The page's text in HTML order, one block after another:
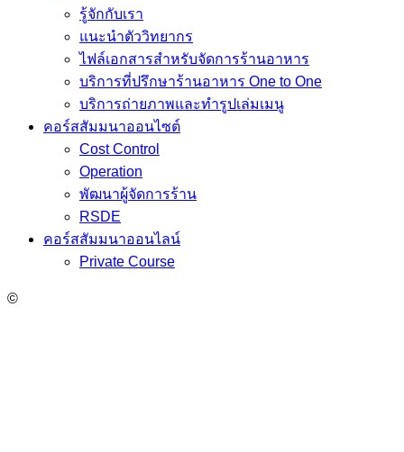
รู้จักกับเรา
แนะนำตัววิทยากร
ไฟล์เอกสารสำหรับจัดการร้านอาหาร
บริการที่ปรึกษาร้านอาหาร One to One
บริการถ่ายภาพและทำรูปเล่มเมนู
คอร์สสัมมนาออนไซต์
Cost Control
Operation
พัฒนาผู้จัดการร้าน
RSDE
คอร์สสัมมนาออนไลน์
Private Course
©